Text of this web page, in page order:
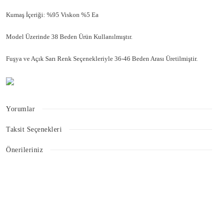
Kumaş İçeriği: %95 Viskon %5 Ea
Model Üzerinde 38 Beden Ürün Kullanılmıştır.
Fuşya ve Açık Sarı Renk Seçenekleriyle 36-46 Beden Arası Üretilmiştir.
Yorumlar
Taksit Seçenekleri
Önerileriniz